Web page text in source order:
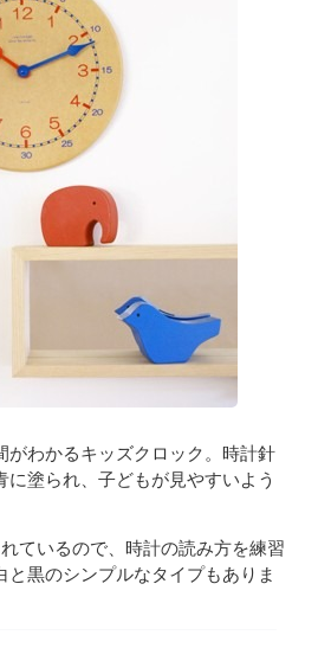
がわかるキッズクロック。時計針
に塗られ、子どもが見やすいよう
ているので、時計の読み方を練習
と黒のシンプルなタイプもありま